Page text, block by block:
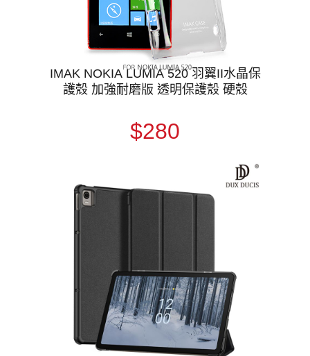
IMAK NOKIA LUMIA 520 羽翼II水晶保
護殼 加強耐磨版 透明保護殼 硬殼
$280